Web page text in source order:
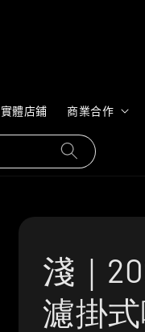
實體店鋪 商業合作
淺｜
濾掛